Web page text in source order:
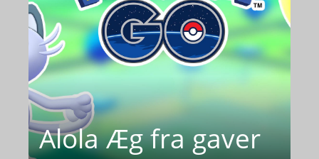
Alola Æg fra gaver